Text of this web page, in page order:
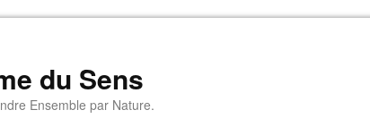
du Sens
Ensemble par Nature.